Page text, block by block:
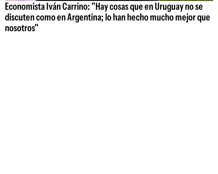
Economista Iván Carrino: "Hay cosas que en Uruguay no se
discuten como en Argentina; lo han hecho mucho mejor que
nosotros"